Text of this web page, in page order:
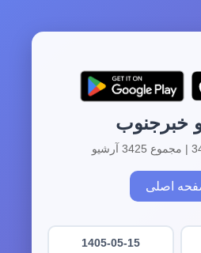
خبرجنوب
اصلی
1405-05-15